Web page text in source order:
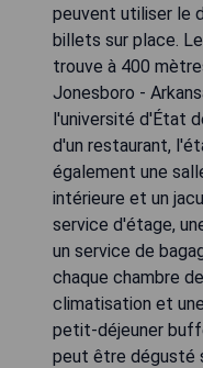
peuvent utiliser le
billets sur place.
trouve à 400
Jonesboro -
l'université d'État
d'un restaurant,
également une
intérieure et un
service d'étage,
un service de
chaque chambre
climatisation et
petit-déjeuner
peut être dégusté